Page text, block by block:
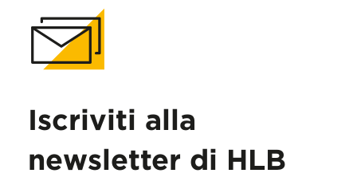
Iscriviti alla
newsletter di HLB